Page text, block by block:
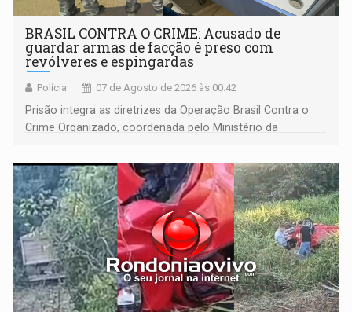
BRASIL CONTRA O CRIME: Acusado de
guardar armas de facção é preso com
revólveres e espingardas
Polícia 07 de Agosto de 2026 às 00:42
Prisão integra as diretrizes da Operação Brasil Contra o
Crime Organizado, coordenada pelo Ministério da